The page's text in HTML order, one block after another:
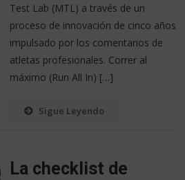
Test Lab (MTL) a través de un
proceso de innovación de cinco años
impulsado por los comentarios de
atletas profesionales. Correr al
máximo (Run All In) […]
Sigue Leyendo
La checklist de